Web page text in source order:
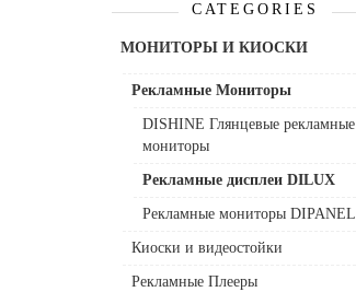
CATEGORIES
МОНИТОРЫ И КИОСКИ
Рекламные Мониторы
DISHINE Глянцевые рекламные
мониторы
Рекламные дисплеи DILUX
Рекламные мониторы DIPANEL
Киоски и видеостойки
Рекламные Плееры